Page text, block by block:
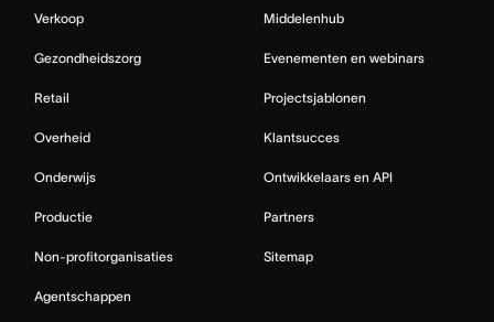
Verkoop
Gezondheidszorg
Retail
Overheid
Onderwijs
Productie
Non-profitorganisaties
Agentschappen
Middelenhub
Evenementen en webinars
Projectsjablonen
Klantsucces
Ontwikkelaars en API
Partners
Sitemap